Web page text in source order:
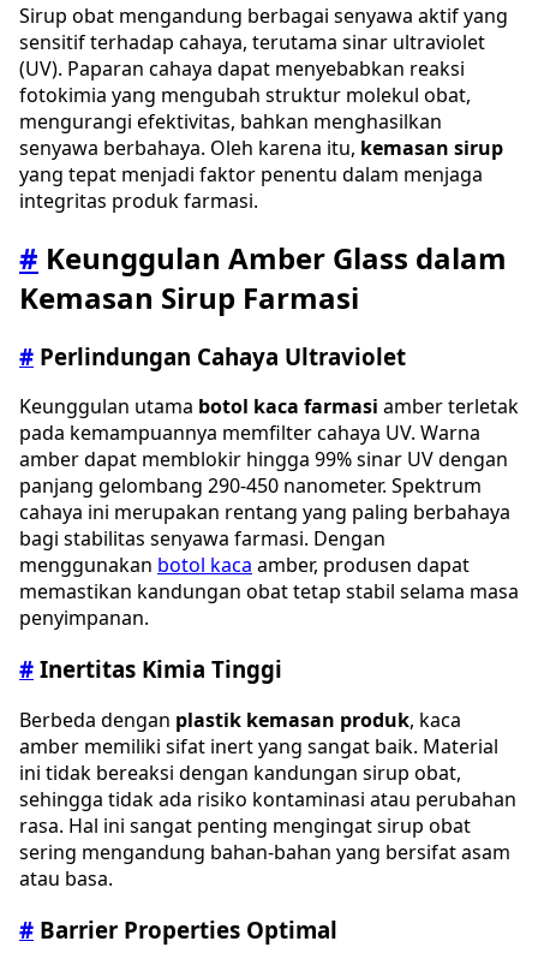
Sirup obat mengandung berbagai senyawa aktif yang
sensitif terhadap cahaya, terutama sinar ultraviolet
(UV). Paparan cahaya dapat menyebabkan reaksi
fotokimia yang mengubah struktur molekul obat,
mengurangi efektivitas, bahkan menghasilkan
senyawa berbahaya. Oleh karena itu, kemasan sirup
yang tepat menjadi faktor penentu dalam menjaga
integritas produk farmasi.
# Keunggulan Amber Glass dalam
Kemasan Sirup Farmasi
# Perlindungan Cahaya Ultraviolet
Keunggulan utama botol kaca farmasi amber terletak
pada kemampuannya memfilter cahaya UV. Warna
amber dapat memblokir hingga 99% sinar UV dengan
panjang gelombang 290-450 nanometer. Spektrum
cahaya ini merupakan rentang yang paling berbahaya
bagi stabilitas senyawa farmasi. Dengan
menggunakan botol kaca amber, produsen dapat
memastikan kandungan obat tetap stabil selama masa
penyimpanan.
# Inertitas Kimia Tinggi
Berbeda dengan plastik kemasan produk, kaca
amber memiliki sifat inert yang sangat baik. Material
ini tidak bereaksi dengan kandungan sirup obat,
sehingga tidak ada risiko kontaminasi atau perubahan
rasa. Hal ini sangat penting mengingat sirup obat
sering mengandung bahan-bahan yang bersifat asam
atau basa.
# Barrier Properties Optimal